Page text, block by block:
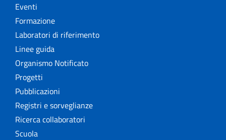
Eventi
Formazione
Laboratori di riferimento
Linee guida
Organismo Notificato
Progetti
Pubblicazioni
Registri e sorveglianze
Ricerca collaboratori
Scuola